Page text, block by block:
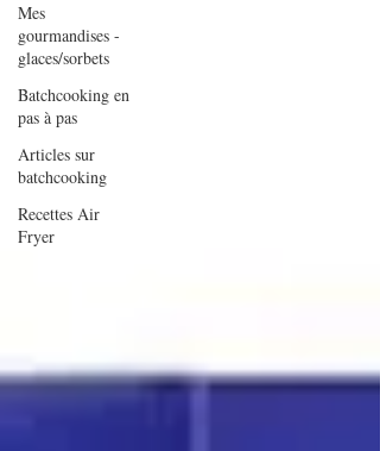
Mes
gourmandises -
glaces/sorbets
Batchcooking en
pas à pas
Articles sur
batchcooking
Recettes Air
Fryer